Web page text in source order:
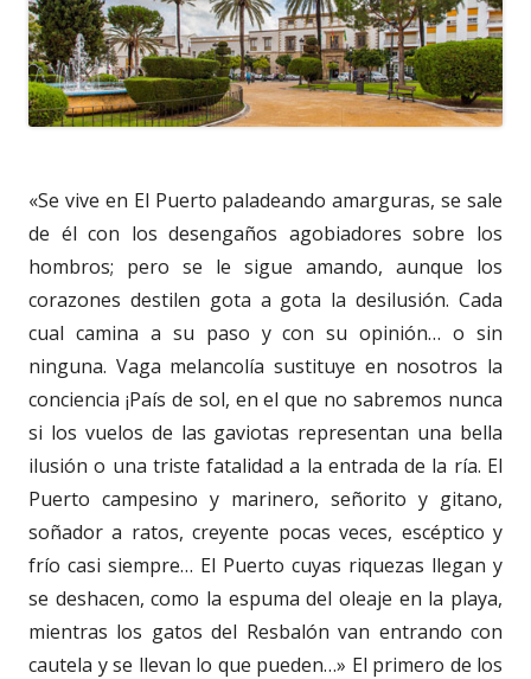
«Se vive en El Puerto paladeando amarguras, se sale
de él con los desengaños agobiadores sobre los
hombros; pero se le sigue amando, aunque los
corazones destilen gota a gota la desilusión. Cada
cual camina a su paso y con su opinión… o sin
ninguna. Vaga melancolía sustituye en nosotros la
conciencia ¡País de sol, en el que no sabremos nunca
si los vuelos de las gaviotas representan una bella
ilusión o una triste fatalidad a la entrada de la ría. El
Puerto campesino y marinero, señorito y gitano,
soñador a ratos, creyente pocas veces, escéptico y
frío casi siempre… El Puerto cuyas riquezas llegan y
se deshacen, como la espuma del oleaje en la playa,
mientras los gatos del Resbalón van entrando con
cautela y se llevan lo que pueden…» El primero de los